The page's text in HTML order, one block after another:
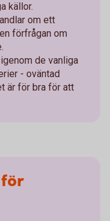
källor.
om ett
förfrågan om
de vanliga
- oväntad
är för bra för att